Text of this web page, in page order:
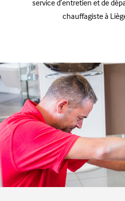
service d’entretien et de
chauffagiste à